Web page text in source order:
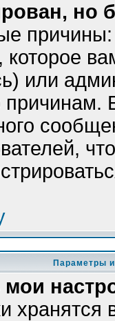
но
которое
или
Параметры